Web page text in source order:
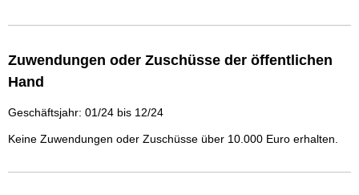
Zuwendungen oder Zuschüsse der öffentlichen
Hand
Geschäftsjahr: 01/24 bis 12/24
Keine Zuwendungen oder Zuschüsse über 10.000 Euro erhalten.